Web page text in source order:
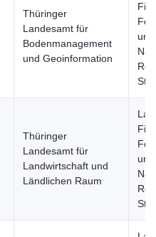
Thüringer
Landesamt für
Bodenmanagement
und Geoinformation
und
Thüringer
Landesamt für
Landwirtschaft und
Ländlichen Raum
und